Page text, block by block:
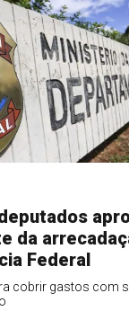
da
Federal
cobrir gastos com